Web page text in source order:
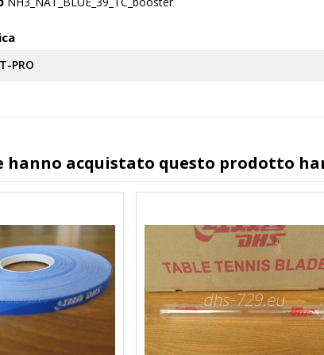
PRO
hanno acquistato questo prodotto